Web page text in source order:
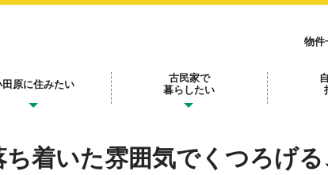
物件
田原に住みたい
古民家で
暮らしたい
ち着いた雰囲気でくつろげ